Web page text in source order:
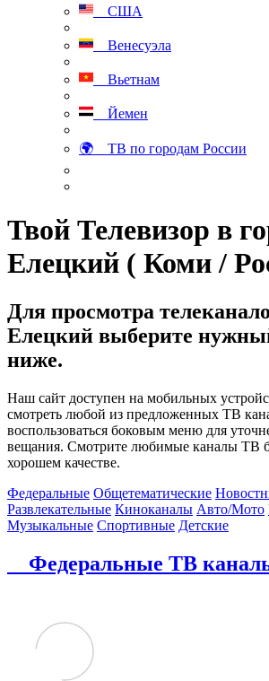
США
Венесуэла
Вьетнам
Йемен
🌍 ТВ по городам России
Твой Телевизор в
Елецкий ( Коми /
Для просмотра
Елецкий выберите
ниже.
Наш сайт доступен на мобильных
смотреть любой из предложенных ТВ
воспользоваться боковым меню для
вещания. Смотрите любимые каналы ТВ
хорошем качестве.
Федеральные Общетематические
Развлекательные Киноканалы Авто/Мото
Музыкальные Спортивные Детские
Федеральные ТВ